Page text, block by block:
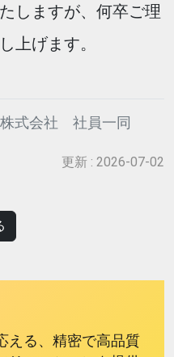
しますが、何卒ご理
上げます。
式会社 社員一同
更新 : 2026-07-02
える、精密で高品質